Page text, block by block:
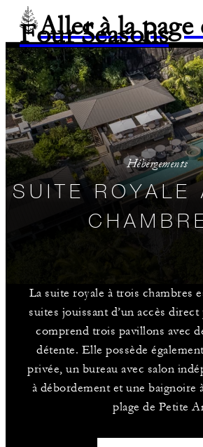
Aller à la page
Four Seasons
Hébergements
SUITE ROYALE
La suite royale à trois chambres
suites jouissant d’un accès
comprend trois pavillons avec
détente. Elle possède
privée, un bureau avec salon
à débordement et une baignoire
plage de Petite